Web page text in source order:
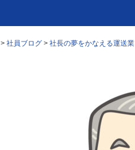
> 社員ブログ > 社長の夢をかなえる運送業